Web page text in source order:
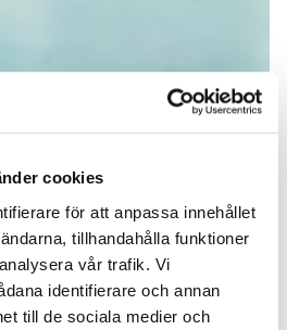
cookies
för att anpassa innehållet
tillhandahålla funktioner
vår trafik. Vi
identifierare och annan
till de sociala medier och